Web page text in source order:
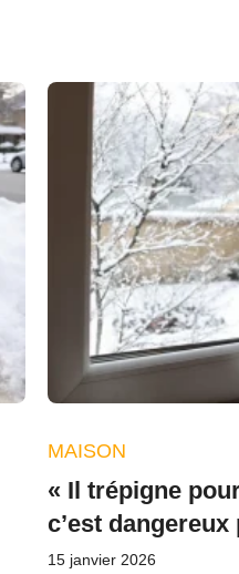
MAISON
« Il trépigne
c’est
15 janvier 2026